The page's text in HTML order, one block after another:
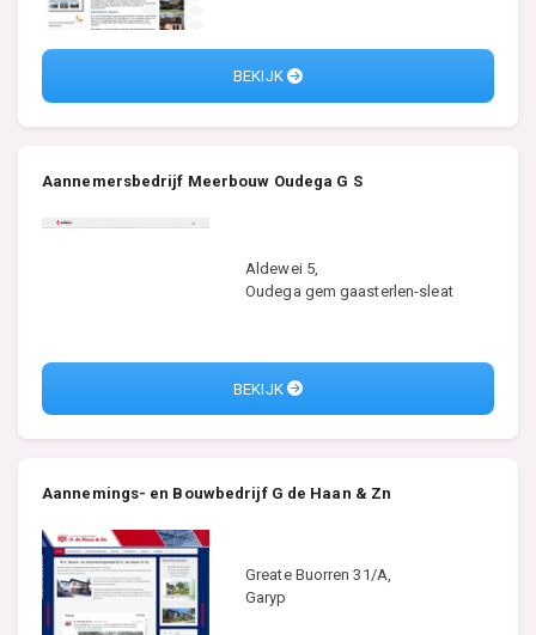
BEKIJK
Aannemersbedrijf Meerbouw Oudega G S
Aldewei 5,
Oudega gem gaasterlen-sleat
BEKIJK
Aannemings- en Bouwbedrijf G de Haan & Zn
Greate Buorren 31/A,
Garyp